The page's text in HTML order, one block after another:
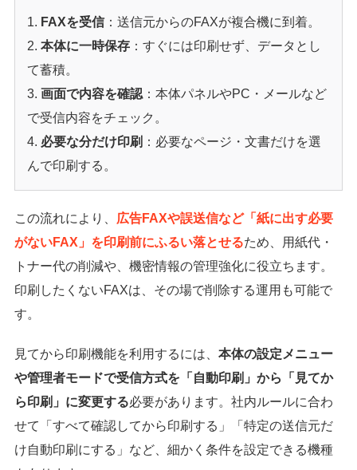
FAXを受信：送信元からのFAXが複合機に到着。
本体に一時保存：すぐには印刷せず、データとし
て蓄積。
画面で内容を確認：本体パネルやPC・メールなど
で受信内容をチェック。
必要な分だけ印刷 ：必要なページ・文書だけを選
んで印刷する。
この流れにより、 広告FAXや誤送信など「紙に出す必要
がないFAX」を印刷前にふるい落とせるため、用紙代・
トナー代の削減や、機密情報の管理強化に役立ちます。
印刷したくないFAXは、その場で削除する運用も可能で
す。
見てから印刷機能を利用するには、 本体の設定メニュー
や管理者モードで受信方式を「自動印刷」から「見てか
ら印刷」に変更する必要があります。社内ルールに合わ
せて「すべて確認してから印刷する」「特定の送信元だ
け自動印刷にする」など、細かく条件を設定できる機種